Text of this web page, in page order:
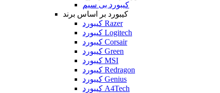
کیبورد بی سیم
کیبورد بر اساس برند
کیبورد Razer
کیبورد Logitech
کیبورد Corsair
کیبورد Green
کیبورد MSI
کیبورد Redragon
کیبورد Genius
کیبورد A4Tech